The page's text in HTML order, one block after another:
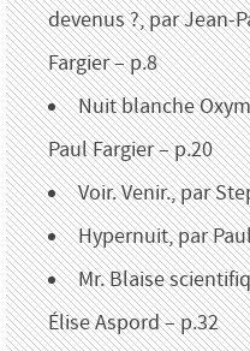
devenus ?, par Jean-
Fargier – p.8
Nuit blanche
Paul Fargier – p.20
Voir. Venir., par
Hypernuit, par
Mr. Blaise
Élise Aspord – p.32